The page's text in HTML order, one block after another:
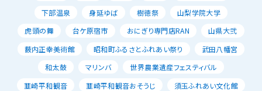
下部温泉
身延ゆば 樹徳祭
山梨学院大学
虎頭の舞
台ケ原宿市 おにぎり専門店RAN
山県大弐
薮内正幸美術館
昭和町ふるさとふれあい祭り
武田八幡宮
和太鼓
マリンバ
世界農業遺産フェスティバル
韮崎平和観音
韮崎平和観音おそうじ
須玉ふれあい文化館